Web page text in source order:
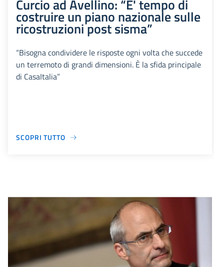
Curcio ad Avellino: “E' tempo di
costruire un piano nazionale sulle
ricostruzioni post sisma”
“Bisogna condividere le risposte ogni volta che succede
un terremoto di grandi dimensioni. È la sfida principale
di CasaItalia”
SCOPRI TUTTO